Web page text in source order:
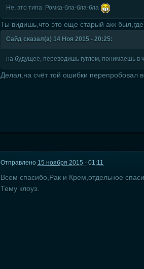
Не, это типа Ромка-бла-бла-бла
Ты видишь,что это еще старый акк
Сайд сказал(а) 14 Ноя 2015 - 20:25:
на будущее, переводишь гуглом, понимаешь в
Делал,на счёт той ошибки перепробовал
Отправлено 15 ноября 2015 - 01:11
Всем спасибо,Рак и Крем,отдельное
Тему клоуз.